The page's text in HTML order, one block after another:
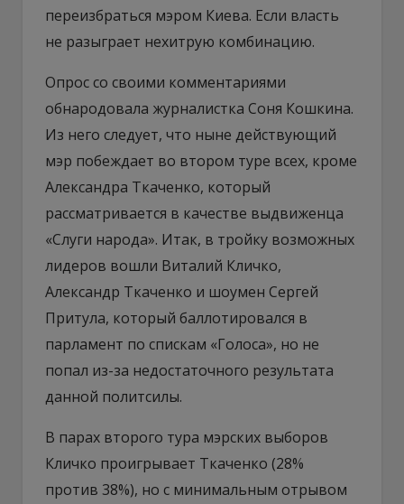
переизбраться мэром Киева. Если власть
не разыграет нехитрую комбинацию.
Опрос со своими комментариями
обнародовала журналистка Соня Кошкина.
Из него следует, что ныне действующий
мэр побеждает во втором туре всех, кроме
Александра Ткаченко, который
рассматривается в качестве выдвиженца
«Слуги народа». Итак, в тройку возможных
лидеров вошли Виталий Кличко,
Александр Ткаченко и шоумен Сергей
Притула, который баллотировался в
парламент по спискам «Голоса», но не
попал из-за недостаточного результата
данной политсилы.
В парах второго тура мэрских выборов
Кличко проигрывает Ткаченко (28%
против 38%), но с минимальным отрывом